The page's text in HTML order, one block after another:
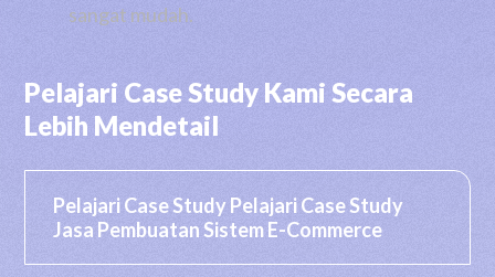
sangat mudah.
Pelajari Case Study Kami Secara
Lebih Mendetail
Pelajari Case Study Pelajari Case Study
Jasa Pembuatan Sistem E-Commerce